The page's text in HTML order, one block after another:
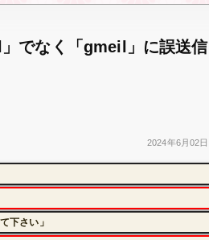
でなく「gmeil」に誤送信
2024年6月02日
下さい」